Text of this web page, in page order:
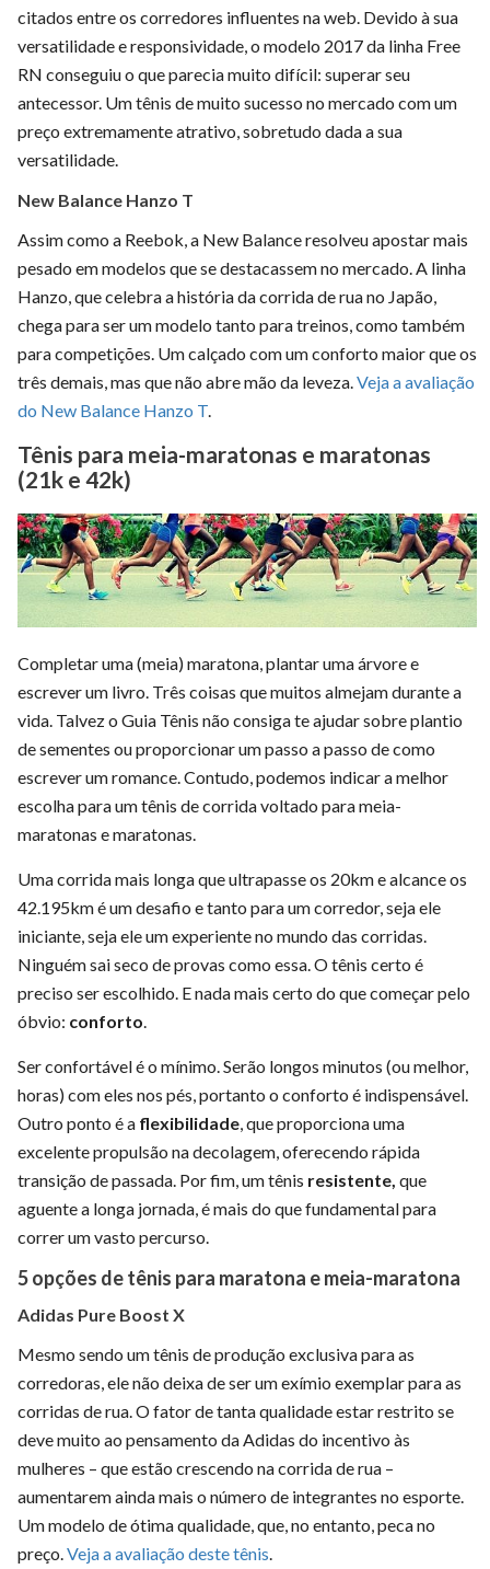
citados entre os corredores influentes na web. Devido à sua
versatilidade e responsividade, o modelo 2017 da linha Free
RN conseguiu o que parecia muito difícil: superar seu
antecessor. Um tênis de muito sucesso no mercado com um
preço extremamente atrativo, sobretudo dada a sua
versatilidade.
New Balance Hanzo T
Assim como a Reebok, a New Balance resolveu apostar mais
pesado em modelos que se destacassem no mercado. A linha
Hanzo, que celebra a história da corrida de rua no Japão,
chega para ser um modelo tanto para treinos, como também
para competições. Um calçado com um conforto maior que os
três demais, mas que não abre mão da leveza.Veja a avaliação
do New Balance Hanzo T.
Tênis para meia-maratonas e maratonas
(21k e 42k)
Completar uma (meia) maratona, plantar uma árvore e
escrever um livro. Três coisas que muitos almejam durante a
vida. Talvez o Guia Tênis não consiga te ajudar sobre plantio
de sementes ou proporcionar um passo a passo de como
escrever um romance. Contudo, podemos indicar a melhor
escolha para um tênis de corrida voltado para meia-
maratonas e maratonas.
Uma corrida mais longa que ultrapasse os 20km e alcance os
42.195km é um desafio e tanto para um corredor, seja ele
iniciante, seja ele um experiente no mundo das corridas.
Ninguém sai seco de provas como essa. O tênis certo é
preciso ser escolhido. E nada mais certo do que começar pelo
óbvio: conforto
Ser confortável é o mínimo. Serão longos minutos (ou melhor,
horas) com eles nos pés, portanto o conforto é indispensável.
Outro ponto é a flexibilidade , que proporciona uma
excelente propulsão na decolagem, oferecendo rápida
transição de passada. Por fim, um tênis resistente, que
aguente a longa jornada, é mais do que fundamental para
correr um vasto percurso.
5 opções de tênis para maratona e meia-maratona
Adidas Pure Boost X
Mesmo sendo um tênis de produção exclusiva para as
corredoras, ele não deixa de ser um exímio exemplar para as
corridas de rua. O fator de tanta qualidade estar restrito se
deve muito ao pensamento da Adidas do incentivo às
mulheres – que estão crescendo na corrida de rua –
aumentarem ainda mais o número de integrantes no esporte.
Um modelo de ótima qualidade, que, no entanto, peca no
preço. Veja a avaliação deste tênis